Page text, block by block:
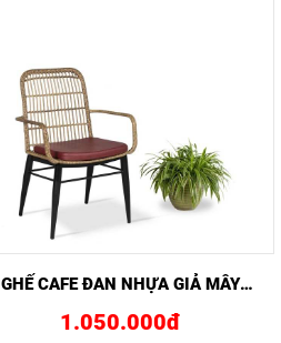
XEM NHANH MUA NGAY
GHẾ CAFE ĐAN NHỰA GIẢ MÂY
1.050.000đ